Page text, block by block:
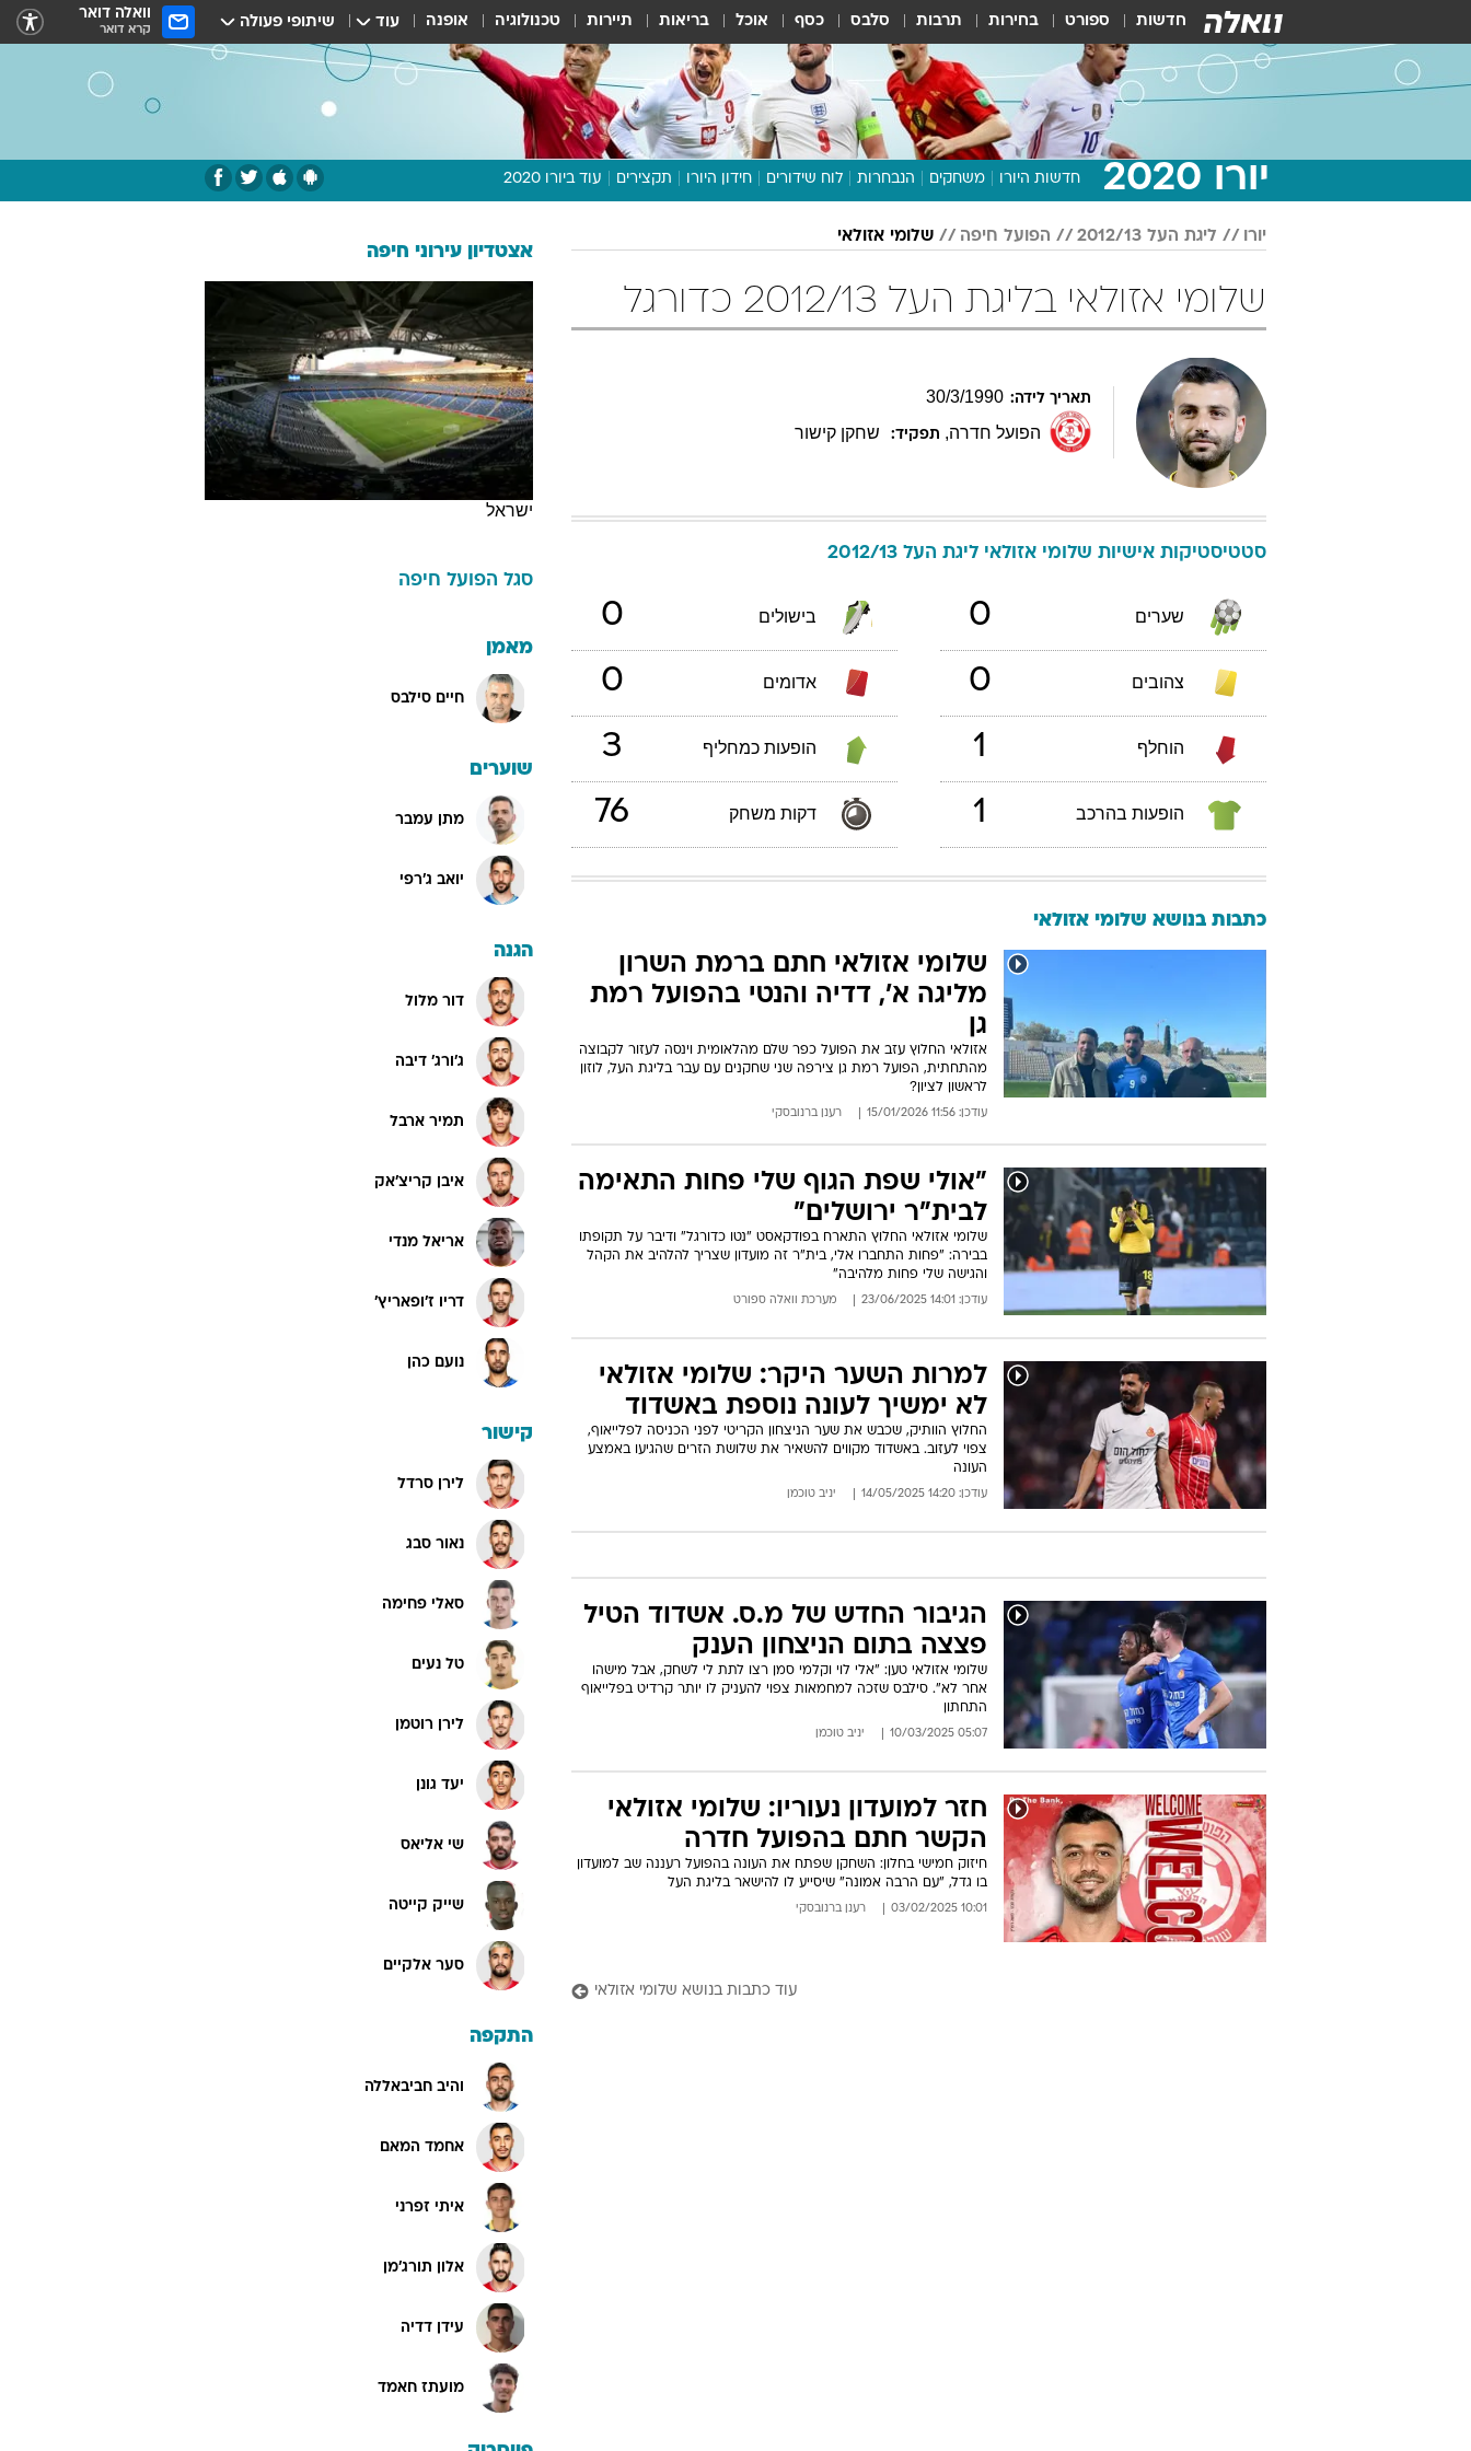
חדשות ספורט בחירות תרבות סלבס כסף אוכל בריאות תיירות טכנולוגיה אופנה עוד שיתופי פעולה וואלה דואר
קרא דואר
יורו 2020 חדשות היורו משחקים הנבחרות לוח שידורים חידון היורו תקצירים עוד ביורו 2020
תכנית היורו
דעות ופרשנויות
וואלה! ספורט
יורו ליגת העל 2012/13 הפועל חיפה שלומי אזולאי
שלומי אזולאי בליגת העל 2012/13 כדורגל
תאריך לידה: 30/3/1990
הפועל חדרה, תפקיד: שחקן קישור
סטטיסטיקות אישיות שלומי אזולאי ליגת העל 2012/13
שערים 0 בישולים 0
צהובים 0 אדומים 0
הוחלף 1 הופעות כמחליף 3
הופעות בהרכב 1 דקות משחק 76
כתבות בנושא שלומי אזולאי
שלומי אזולאי חתם ברמת השרון
מליגה א', דדיה והנטי בהפועל רמת
גן
אזולאי החלוץ עזב את הפועל כפר שלם מהלאומית וינסה לעזור לקבוצה
מהתחתית, הפועל רמת גן צירפה שני שחקנים עם עבר בליגת העל, לוזון
לראשון לציון?
עודכן: 11:56 15/01/2026 רענן ברנובסקי
"אולי שפת הגוף שלי פחות התאימה
לבית"ר ירושלים"
שלומי אזולאי החלוץ התארח בפודקאסט "נטו כדורגל" ודיבר על תקופתו
בבירה: "פחות התחברו אלי, בית"ר זה מועדון שצריך להלהיב את הקהל
והגישה שלי פחות מלהיבה"
עודכן: 14:01 23/06/2025 מערכת וואלה ספורט
למרות השער היקר: שלומי אזולאי
לא ימשיך לעונה נוספת באשדוד
החלוץ הוותיק, שכבש את שער הניצחון הקריטי לפני הכניסה לפלייאוף,
צפוי לעזוב. באשדוד מקווים להשאיר את שלושת הזרים שהגיעו באמצע
העונה
עודכן: 14:20 14/05/2025 יניב טוכמן
הגיבור החדש של מ.ס. אשדוד הטיל
פצצה בתום הניצחון הענק
שלומי אזולאי טען: "אלי לוי וקלמי סמן רצו לתת לי לשחק, אבל מישהו
אחר לא". סילבס שזכה למחמאות צפוי להעניק לו יותר קרדיט בפלייאוף
התחתון
05:07 10/03/2025 יניב טוכמן
חזר למועדון נעוריו: שלומי אזולאי
הקשר חתם בהפועל חדרה
חיזוק חמישי בחלון: השחקן שפתח את העונה בהפועל רעננה שב למועדון
בו גדל, "עם הרבה אמונה" שיסייע לו להישאר בליגת העל
10:01 03/02/2025 רענן ברנובסקי
עוד כתבות בנושא שלומי אזולאי
אצטדיון עירוני חיפה
ישראל
סגל הפועל חיפה
מאמן
חיים סילבס
שוערים
מתן עמבר
יואב ג'רפי
הגנה
דור מלול
ג'ורג' דיבה
תמיר ארבל
איבן קריצ'אק
אריאל מנדי
דריו ז'ופאריץ'
נועם כהן
קישור
לירן סרדל
נאור סבג
סאלי פחימה
טל נעים
לירן רוטמן
יעד גונן
שי אליאס
שייק קייטה
סער אלקיים
התקפה
והיב חביבאללה
אחמד המאם
איתי זפרני
אלון תורג'מן
עידן דדיה
מועתז חאמד